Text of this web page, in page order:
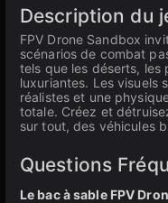
Description du
FPV Drone Sandbox
scénarios de combat
tels que les déserts, les
luxuriantes. Les visuels
réalistes et une
totale. Créez et
sur tout, des véhicules
Questions
Le bac à sable FPV